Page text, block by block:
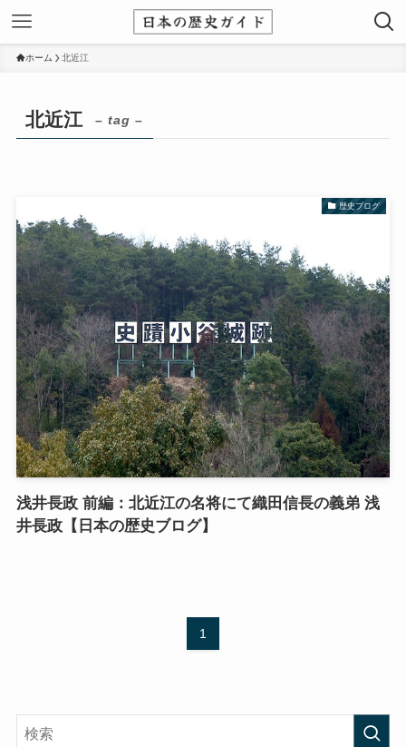
ホーム 北近江
北近江 – tag –
歴史ブログ
浅井長政 前編：北近江の名将にて織田信長の義弟 浅
井長政【日本の歴史ブログ】
1